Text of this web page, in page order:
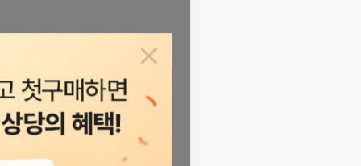
합니다.
수 있는 앱QR코드를 제공합니다.
었습니다.
팝업닫기